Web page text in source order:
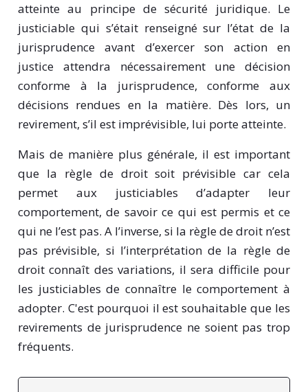
atteinte au principe de sécurité juridique. Le
justiciable qui s’était renseigné sur l’état de la
jurisprudence avant d’exercer son action en
justice attendra nécessairement une décision
conforme à la jurisprudence, conforme aux
décisions rendues en la matière. Dès lors, un
revirement, s’il est imprévisible, lui porte atteinte.
Mais de manière plus générale, il est important
que la règle de droit soit prévisible car cela
permet aux justiciables d’adapter leur
comportement, de savoir ce qui est permis et ce
qui ne l’est pas. A l’inverse, si la règle de droit n’est
pas prévisible, si l’interprétation de la règle de
droit connaît des variations, il sera difficile pour
les justiciables de connaître le comportement à
adopter. C'est pourquoi il est souhaitable que les
revirements de jurisprudence ne soient pas trop
fréquents.